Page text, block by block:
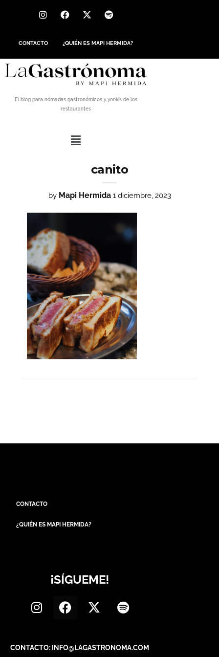
CONTACTO ¿QUIÉN ES MAPI HERMIDA?
El blog para nómadas gastronómicos y yonkis de los
restaurantes
canito
by Mapi Hermida 1 diciembre, 2023
CONTACTO
¿QUIÉN ES MAPI HERMIDA?
¡SÍGUEME!
CONTACTO: INFO@LAGASTRONOMA.COM